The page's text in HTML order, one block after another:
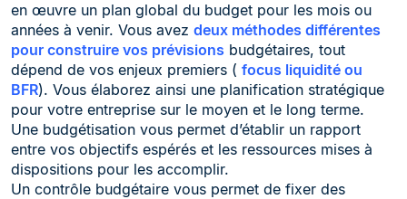
en œuvre un plan global du budget pour les mois ou
années à venir. Vous avez deux méthodes différentes
pour construire vos prévisions budgétaires, tout
dépend de vos enjeux premiers ( focus liquidité ou
BFR). Vous élaborez ainsi une planification stratégique
pour votre entreprise sur le moyen et le long terme.
Une budgétisation vous permet d’établir un rapport
entre vos objectifs espérés et les ressources mises à
dispositions pour les accomplir.
Un contrôle budgétaire vous permet de fixer des